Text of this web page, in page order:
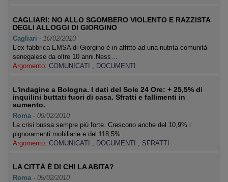
CAGLIARI: NO ALLO SGOMBERO VIOLENTO E RAZZISTA
DEGLI ALLOGGI DI GIORGINO
Cagliari - 10/02/2010
L'ex fabbrica EMSA di Giorgino è in affitto ad una nutrita comunità
senegalese da oltre 10 anni.Ness…
Argomento: COMUNICATI , DOCUMENTI
L'indagine a Bologna. I dati del Sole 24 Ore: + 25,5% di
inquilini buttati fuori di casa. Sfratti e fallimenti in
aumento.
Roma - 09/02/2010
La crisi bussa sempre più forte. Crescono anche del 10,9% i
pignoramenti mobiliarie e del 118,5%…
Argomento: COMUNICATI , DOCUMENTI , SFRATTI
LA CITTÀ È DI CHI LA ABITA?
Roma - 05/02/2010